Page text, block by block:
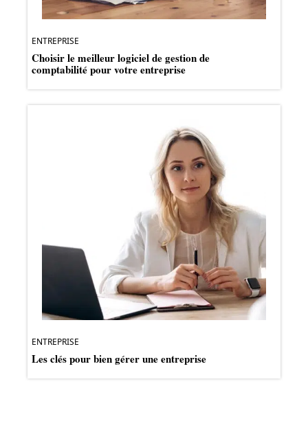
ENTREPRISE
Choisir le meilleur logiciel de gestion de
comptabilité pour votre entreprise
ENTREPRISE
Les clés pour bien gérer une entreprise